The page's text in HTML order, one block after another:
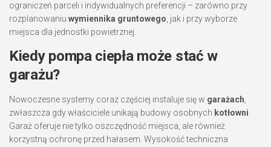
ograniczeń parceli i indywidualnych preferencji – zarówno przy
rozplanowaniu wymiennika gruntowego , jak i przy wyborze
miejsca dla jednostki powietrznej.
Kiedy pompa ciepła może stać w
garażu?
Nowoczesne systemy coraz częściej instaluje się w garażach
zwłaszcza gdy właściciele unikają budowy osobnych kotłowni
Garaż oferuje nie tylko oszczędność miejsca, ale również
korzystną ochronę przed hałasem. Wysokość techniczna